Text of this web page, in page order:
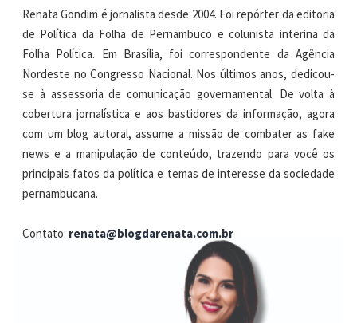
Renata Gondim é jornalista desde 2004. Foi repórter da editoria
de Política da Folha de Pernambuco e colunista interina da
Folha Política. Em Brasília, foi correspondente da Agência
Nordeste no Congresso Nacional. Nos últimos anos, dedicou-
se à assessoria de comunicação governamental. De volta à
cobertura jornalística e aos bastidores da informação, agora
com um blog autoral, assume a missão de combater as fake
news e a manipulação de conteúdo, trazendo para você os
principais fatos da política e temas de interesse da sociedade
pernambucana.
Contato: renata@blogdarenata.com.br